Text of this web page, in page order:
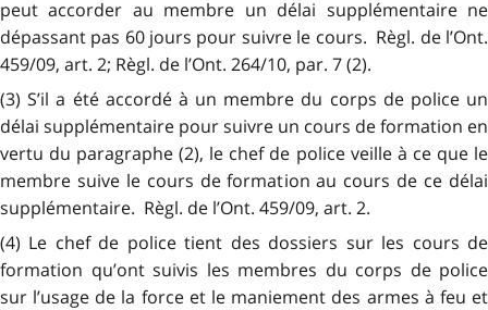
peut accorder au membre un délai supplémentaire ne
dépassant pas 60 jours pour suivre le cours. Règl. de l’Ont.
459/09, art. 2; Règl. de l’Ont. 264/10, par. 7 (2).
(3) S’il a été accordé à un membre du corps de police un
délai supplémentaire pour suivre un cours de formation en
vertu du paragraphe (2), le chef de police veille à ce que le
membre suive le cours de formation au cours de ce délai
supplémentaire. Règl. de l’Ont. 459/09, art. 2.
(4) Le chef de police tient des dossiers sur les cours de
formation qu’ont suivis les membres du corps de police
sur l’usage de la force et le maniement des armes à feu et